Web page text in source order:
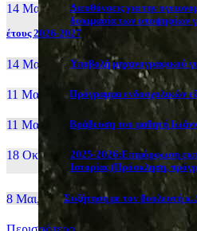
14 Μαι, 26
Διευθύνσεις για την
δοκιμασία των υποψηφίων
έτους 2026-2027
14 Μαι, 26 Yποβολή μηχανογραφικού
11 Μαι, 26 Πρόγραμμα ενδοσχολικών
11 Μαι, 26 Βράβευση του μαθητή
18 Οκτ, 25
2025-2026:Επιμόρφωση
Ιστορίας (Πρόσκληση,
8 Μαι, 26 Συζήτηση με τον βουλευτή